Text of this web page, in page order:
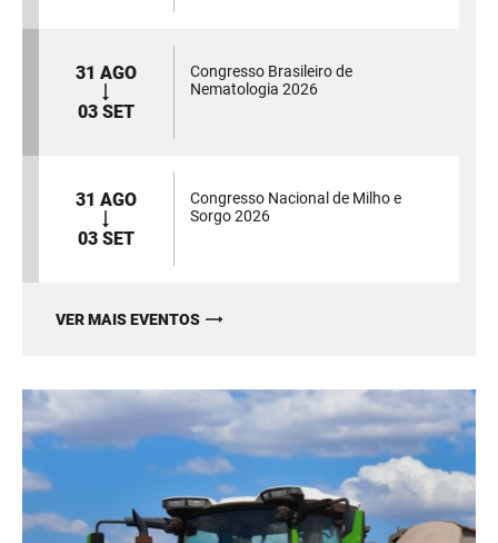
31 AGO
03 SET
Congresso Brasileiro de
Nematologia 2026
31 AGO
03 SET
Congresso Nacional de Milho e
Sorgo 2026
VER MAIS EVENTOS